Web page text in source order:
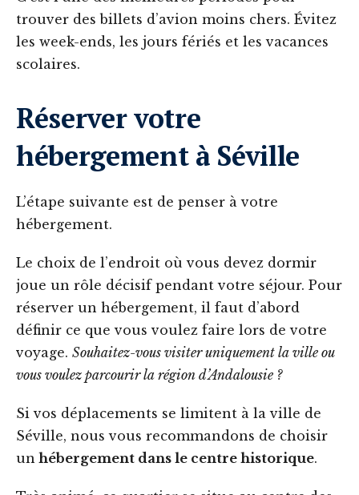
trouver des billets d’avion moins chers. Évitez
les week-ends, les jours fériés et les vacances
scolaires.
Réserver votre
hébergement à Séville
L’étape suivante est de penser à votre
hébergement.
Le choix de l’endroit où vous devez dormir
joue un rôle décisif pendant votre séjour. Pour
réserver un hébergement, il faut d’abord
définir ce que vous voulez faire lors de votre
voyage. Souhaitez-vous visiter uniquement la ville ou
vous voulez parcourir la région d’Andalousie ?
Si vos déplacements se limitent à la ville de
Séville, nous vous recommandons de choisir
un hébergement dans le centre historique.